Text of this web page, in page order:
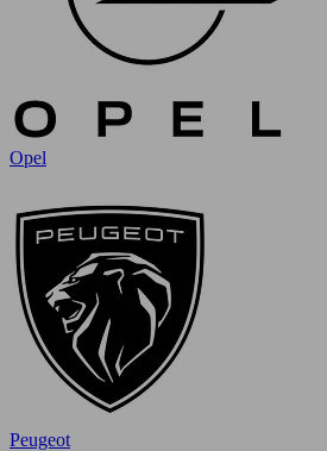
Opel
Peugeot